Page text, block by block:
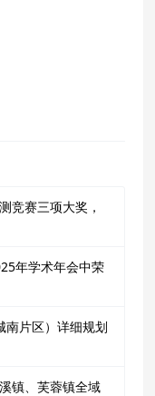
竞赛三项大奖，
年学术年会中荣
南片区）详细规划
镇、芙蓉镇全域